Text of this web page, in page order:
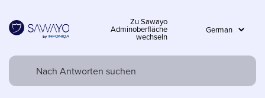
Zu Sawayo
Adminoberfläche
wechseln